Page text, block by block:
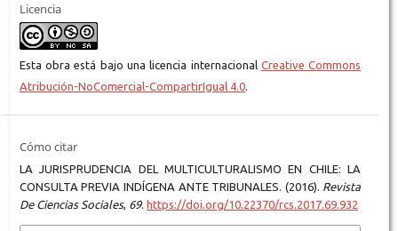
Licencia
Esta obra está bajo una licencia internacional Creative Commons
Atribución-NoComercial-CompartirIgual 4.0.
Cómo citar
LA JURISPRUDENCIA DEL MULTICULTURALISMO EN CHILE: LA
CONSULTA PREVIA INDÍGENA ANTE TRIBUNALES. (2016). Revista
De Ciencias Sociales, 69. https://doi.org/10.22370/rcs.2017.69.932